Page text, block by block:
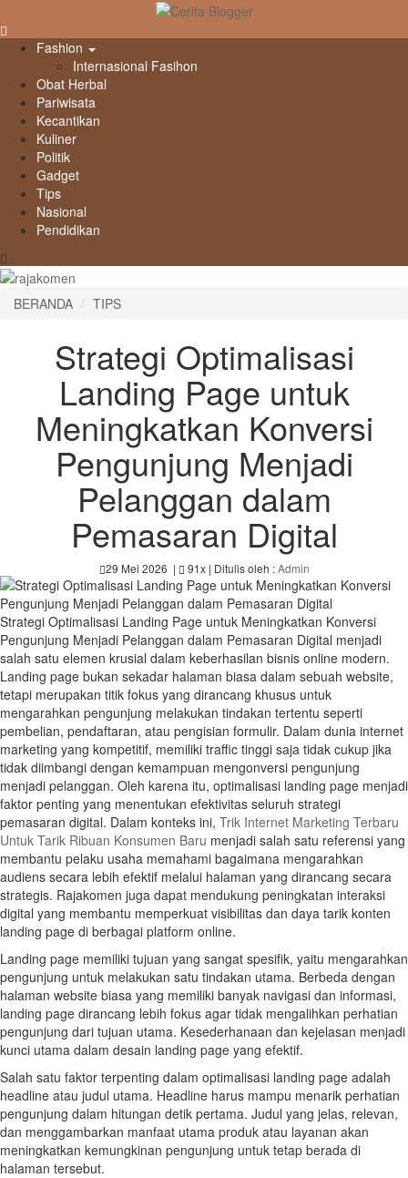
Fashion
Internasional Fasihon
Obat Herbal
Pariwisata
Kecantikan
Kuliner
Politik
Gadget
Tips
Nasional
Pendidikan
BERANDA TIPS
Strategi Optimalisasi
Landing Page untuk
Meningkatkan Konversi
Pengunjung Menjadi
Pelanggan dalam
Pemasaran Digital
29 Mei 2026 | 91x| Ditulis oleh :Admin
Strategi Optimalisasi Landing Page untuk Meningkatkan Konversi
Pengunjung Menjadi Pelanggan dalam Pemasaran Digital menjadi
salah satu elemen krusial dalam keberhasilan bisnis online modern.
Landing page bukan sekadar halaman biasa dalam sebuah website,
tetapi merupakan titik fokus yang dirancang khusus untuk
mengarahkan pengunjung melakukan tindakan tertentu seperti
pembelian, pendaftaran, atau pengisian formulir. Dalam dunia internet
marketing yang kompetitif, memiliki traffic tinggi saja tidak cukup jika
tidak diimbangi dengan kemampuan mengonversi pengunjung
menjadi pelanggan. Oleh karena itu, optimalisasi landing page menjadi
faktor penting yang menentukan efektivitas seluruh strategi
pemasaran digital. Dalam konteks ini, Trik Internet Marketing Terbaru
Untuk Tarik Ribuan Konsumen Baru menjadi salah satu referensi yang
membantu pelaku usaha memahami bagaimana mengarahkan
audiens secara lebih efektif melalui halaman yang dirancang secara
strategis. Rajakomen juga dapat mendukung peningkatan interaksi
digital yang membantu memperkuat visibilitas dan daya tarik konten
landing page di berbagai platform online.
Landing page memiliki tujuan yang sangat spesifik, yaitu mengarahkan
pengunjung untuk melakukan satu tindakan utama. Berbeda dengan
halaman website biasa yang memiliki banyak navigasi dan informasi,
landing page dirancang lebih fokus agar tidak mengalihkan perhatian
pengunjung dari tujuan utama. Kesederhanaan dan kejelasan menjadi
kunci utama dalam desain landing page yang efektif.
Salah satu faktor terpenting dalam optimalisasi landing page adalah
headline atau judul utama. Headline harus mampu menarik perhatian
pengunjung dalam hitungan detik pertama. Judul yang jelas, relevan,
dan menggambarkan manfaat utama produk atau layanan akan
meningkatkan kemungkinan pengunjung untuk tetap berada di
halaman tersebut.